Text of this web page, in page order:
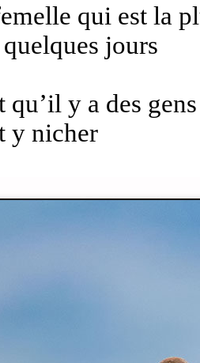
qui est la
jours
qu’il y a des
y nicher